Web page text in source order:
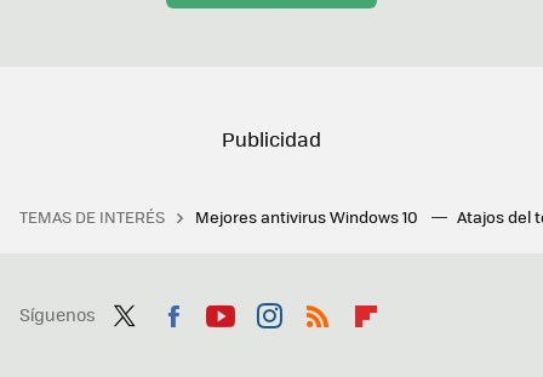
TEMAS DE INTERÉS Mejores antivirus Windows 10 Atajos del
Síguenos